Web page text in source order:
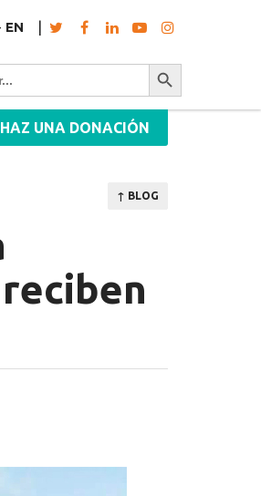
EN
Botón de búsqueda
HAZ UNA DONACIÓN
↑ BLOG